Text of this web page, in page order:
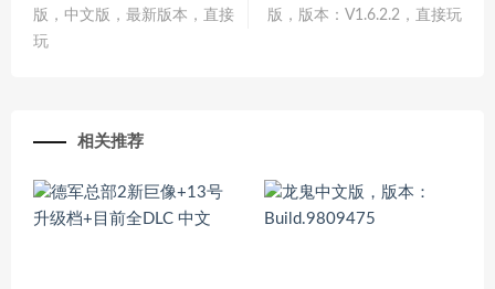
版，中文版，最新版本，直接
玩
版，版本：V1.6.2.2，直接玩
相关推荐